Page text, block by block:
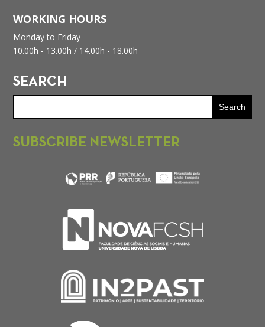
WORKING HOURS
Monday to Friday
10.00h - 13.00h / 14.00h - 18.00h
SEARCH
SUBSCRIBE NEWSLETTER